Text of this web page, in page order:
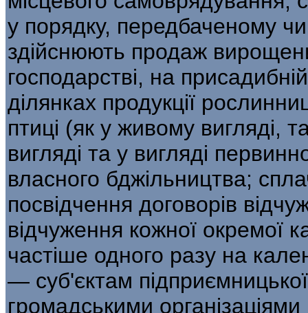
у порядку, передбаченому
здійснюють продаж
господарстві, на
ділянках продукції
птиці (як у живому вигляді,
вигляді та у вигляді
власного бджільництва;
посвідчення договорів
відчуження кожної окремої
частіше одного разу на
— суб'єктам
громадськими організаціями